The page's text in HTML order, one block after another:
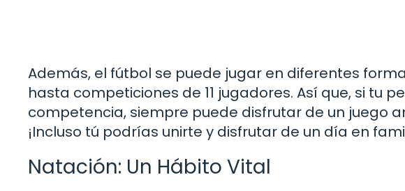
Además, el fútbol se puede jugar en diferentes
hasta competiciones de 11 jugadores. Así que, si tu
competencia, siempre puede disfrutar de un juego
¡Incluso tú podrías unirte y disfrutar de un día en
Natación: Un Hábito Vital